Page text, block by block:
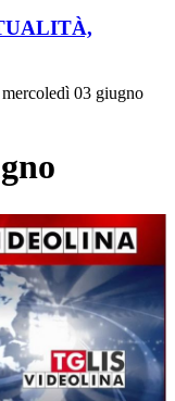
03 giugno